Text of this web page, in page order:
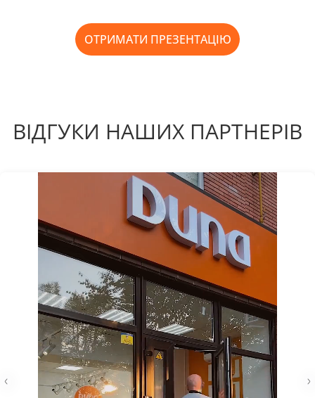
ОТРИМАТИ ПРЕЗЕНТАЦІЮ
ВІДГУКИ НАШИХ ПАРТНЕРІВ